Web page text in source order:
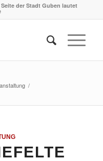
der Stadt Guben lautet
/